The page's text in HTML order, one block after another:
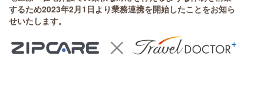
するため2023年2月1日より業務連携を開始したことをお知ら
せいたします。